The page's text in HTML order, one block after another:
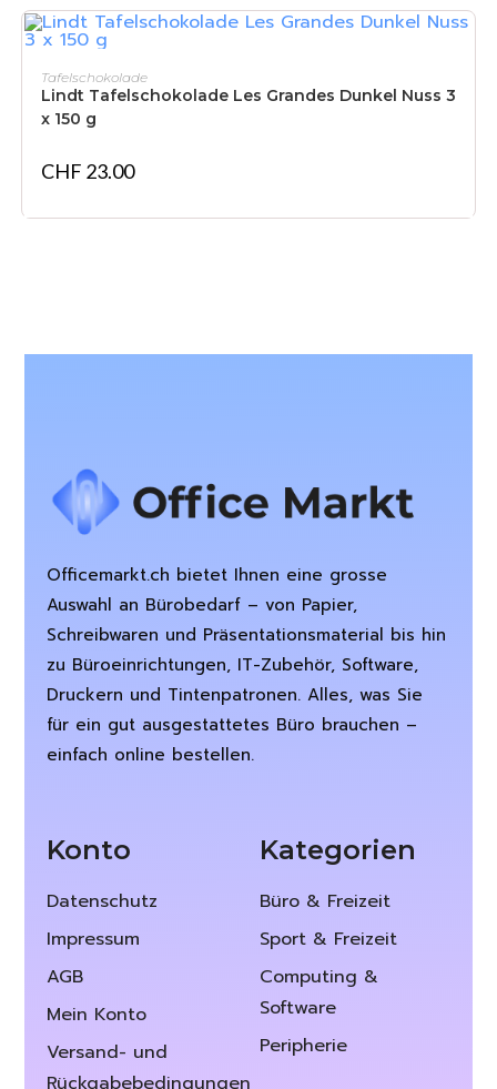
Tafelschokolade
Lindt Tafelschokolade Les Grandes Dunkel Nuss 3
x 150 g
CHF 23.00
Officemarkt.ch bietet Ihnen eine grosse
Auswahl an Bürobedarf – von Papier,
Schreibwaren und Präsentationsmaterial bis hin
zu Büroeinrichtungen, IT-Zubehör, Software,
Druckern und Tintenpatronen. Alles, was Sie
für ein gut ausgestattetes Büro brauchen –
einfach online bestellen.
Konto
Datenschutz
Impressum
AGB
Mein Konto
Versand- und
Rückgabebedingungen
Kategorien
Büro & Freizeit
Sport & Freizeit
Computing &
Software
Peripherie